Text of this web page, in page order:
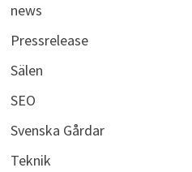
news
Pressrelease
Sälen
SEO
Svenska Gårdar
Teknik